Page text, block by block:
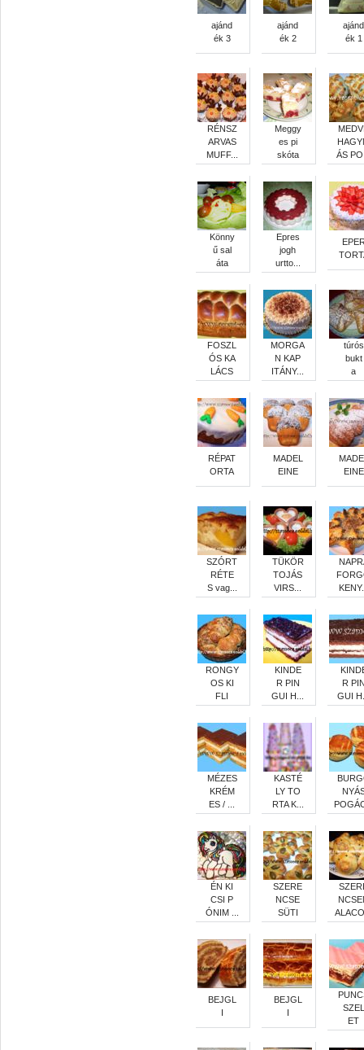
ajánd
ék 3
ajánd
ék 2
ajánd
ék 1
RÉNSZ
ARVAS
MUFF...
Meggy
es pi
skóta
ÁS
Könny
ű sal
áta
Epres
jogh
urtto...
FOSZL
ÓS KA
LÁCS
MORGA
N KAP
ITÁNY...
túrós
bukt
a
RÉPAT
ORTA
MADEL
EINE
EINE
SZÓRT
RÉTE
S vag...
TÜKÖR
TOJÁS
VIRS...
RONGY
OS KI
FLI
KINDE
R PIN
GUI H...
R
GUI
MÉZES
KRÉM
ES / ...
KASTÉ
LY TO
RTA K...
ÉN KI
CSI P
ÓNIM ...
SZERE
NCSE
SÜTI
BEJGL
I
BEJGL
I
SZEL
ET